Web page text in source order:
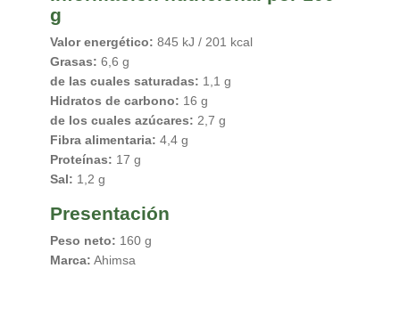
g
Valor energético: 845 kJ / 201 kcal
Grasas: 6,6 g
de las cuales saturadas: 1,1 g
Hidratos de carbono: 16 g
de los cuales azúcares: 2,7 g
Fibra alimentaria: 4,4 g
Proteínas: 17 g
Sal: 1,2 g
Presentación
Peso neto: 160 g
Marca: Ahimsa